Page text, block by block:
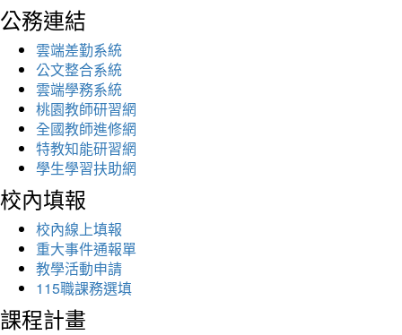
公務連結
雲端差勤系統
公文整合系統
雲端學務系統
桃園教師研習網
全國教師進修網
特教知能研習網
學生學習扶助網
校內填報
校內線上填報
重大事件通報單
教學活動申請
115職課務選填
課程計畫